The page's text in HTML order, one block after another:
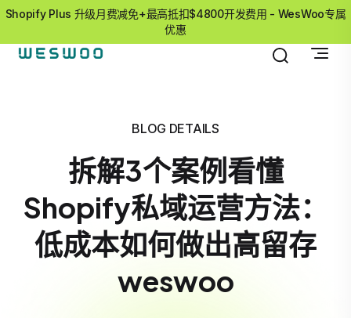
Shopify Plus 升级月费减免+最高抵扣$4800开发费用 - WesWoo专属
优惠
BLOG DETAILS
拆解3个案例看懂
Shopify私域运营方法：
低成本如何做出高留存
weswoo